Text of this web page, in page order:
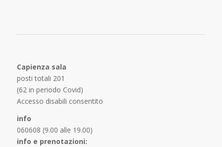
Capienza sala
posti totali 201
(62 in periodo Covid)
Accesso disabili consentito
info
060608 (9.00 alle 19.00)
info e prenotazioni: